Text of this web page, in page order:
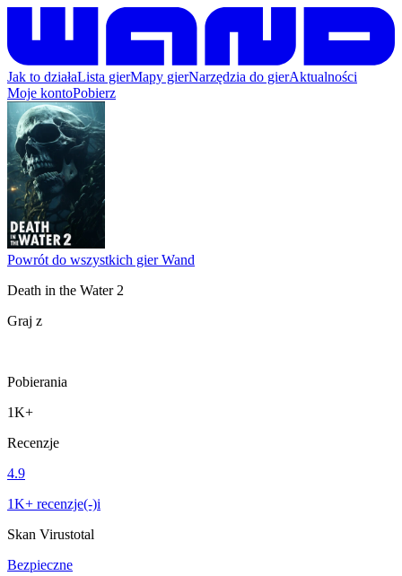
Jak to działaLista gierMapy gierNarzędzia do gierAktualności
Moje kontoPobierz
Powrót do wszystkich gier Wand
Death in the Water 2
Graj z
Pobierania
1K+
Recenzje
4.9
1K+ recenzje(-)i
Skan Virustotal
Bezpieczne